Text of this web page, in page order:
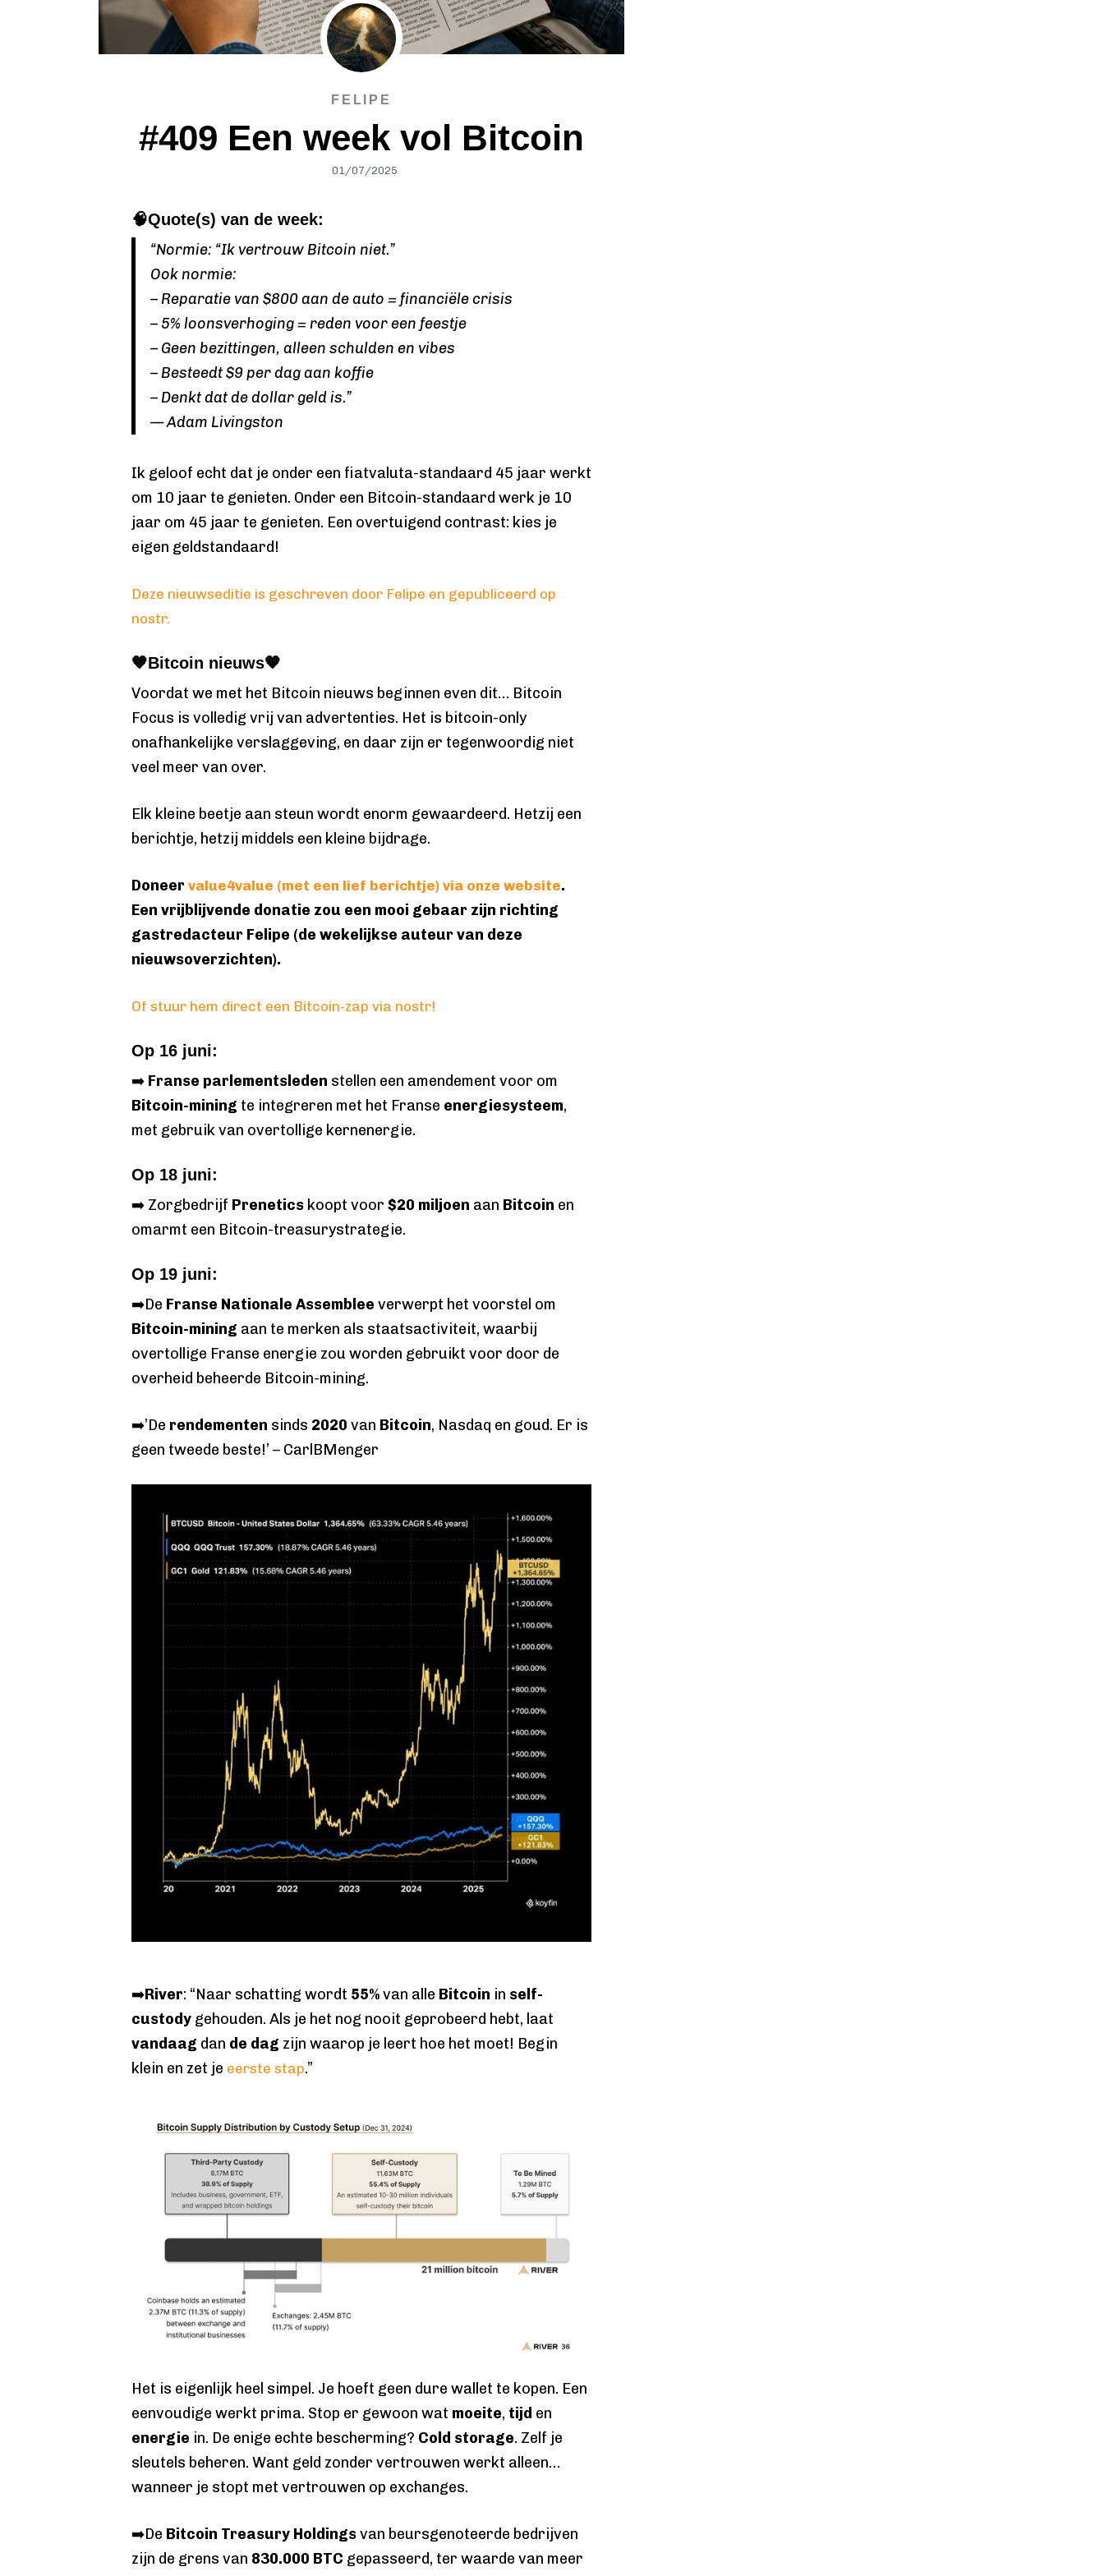
FELIPE
#409 Een week vol Bitcoin
01/07/2025
🧠Quote(s) van de week:
“Normie: “Ik vertrouw Bitcoin niet.”
Ook normie:
– Reparatie van $800 aan de auto = financiële crisis
– 5% loonsverhoging = reden voor een feestje
– Geen bezittingen, alleen schulden en vibes
– Besteedt $9 per dag aan koffie
– Denkt dat de dollar geld is.”
— Adam Livingston
Ik geloof echt dat je onder een fiatvaluta-standaard 45 jaar werkt
om 10 jaar te genieten. Onder een Bitcoin-standaard werk je 10
jaar om 45 jaar te genieten. Een overtuigend contrast: kies je
eigen geldstandaard!
Deze nieuwseditie is geschreven door Felipe en gepubliceerd op
nostr.
🧡Bitcoin nieuws🧡
Voordat we met het Bitcoin nieuws beginnen even dit… Bitcoin
Focus is volledig vrij van advertenties. Het is bitcoin-only
onafhankelijke verslaggeving, en daar zijn er tegenwoordig niet
veel meer van over.
Elk kleine beetje aan steun wordt enorm gewaardeerd. Hetzij een
berichtje, hetzij middels een kleine bijdrage.
Doneer value4value (met een lief berichtje) via onze website.
Een vrijblijvende donatie zou een mooi gebaar zijn richting
gastredacteur Felipe (de wekelijkse auteur van deze
nieuwsoverzichten).
Of stuur hem direct een Bitcoin-zap via nostr!
Op 16 juni:
➡️ Franse parlementsleden stellen een amendement voor om
Bitcoin-mining te integreren met het Franse energiesysteem,
met gebruik van overtollige kernenergie.
Op 18 juni:
➡️ Zorgbedrijf Prenetics koopt voor $20 miljoen aan Bitcoin en
omarmt een Bitcoin-treasurystrategie.
Op 19 juni:
➡️De Franse Nationale Assemblee verwerpt het voorstel om
Bitcoin-mining aan te merken als staatsactiviteit, waarbij
overtollige Franse energie zou worden gebruikt voor door de
overheid beheerde Bitcoin-mining.
➡️’De rendementen sinds 2020 van Bitcoin, Nasdaq en goud. Er is
geen tweede beste!’ – CarlBMenger
➡️River: “Naar schatting wordt 55%van alle Bitcoin in self-
custody gehouden. Als je het nog nooit geprobeerd hebt, laat
vandaag dan de dag zijn waarop je leert hoe het moet! Begin
klein en zet je eerste stap.”
Het is eigenlijk heel simpel. Je hoeft geen dure wallet te kopen. Een
eenvoudige werkt prima. Stop er gewoon wat moeite, tijd en
energie in. De enige echte bescherming? Cold storage. Zelf je
sleutels beheren. Want geld zonder vertrouwen werkt alleen…
wanneer je stopt met vertrouwen op exchanges.
➡️De Bitcoin Treasury Holdingsvan beursgenoteerde bedrijven
zijn de grens van 830.000 BTC gepasseerd, ter waarde van meer